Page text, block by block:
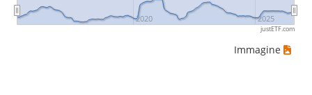
2020 2025
justETF.com
Immagine